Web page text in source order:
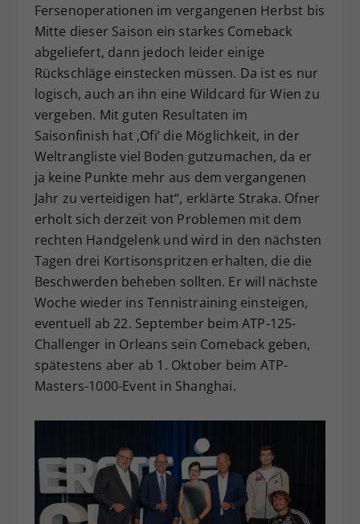
Fersenoperationen im vergangenen Herbst bis
Mitte dieser Saison ein starkes Comeback
abgeliefert, dann jedoch leider einige
Rückschläge einstecken müssen. Da ist es nur
logisch, auch an ihn eine Wildcard für Wien zu
vergeben. Mit guten Resultaten im
Saisonfinish hat ,Ofi’ die Möglichkeit, in der
Weltrangliste viel Boden gutzumachen, da er
ja keine Punkte mehr aus dem vergangenen
Jahr zu verteidigen hat“, erklärte Straka. Ofner
erholt sich derzeit von Problemen mit dem
rechten Handgelenk und wird in den nächsten
Tagen drei Kortisonspritzen erhalten, die die
Beschwerden beheben sollten. Er will nächste
Woche wieder ins Tennistraining einsteigen,
eventuell ab 22. September beim ATP-125-
Challenger in Orleans sein Comeback geben,
spätestens aber ab 1. Oktober beim ATP-
Masters-1000-Event in Shanghai.